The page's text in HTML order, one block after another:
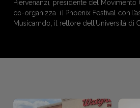
Piervenanzi, presidente del Movimento
co-organizza il Phoenix Festival con
Musicamdo, il rettore dell’Università di